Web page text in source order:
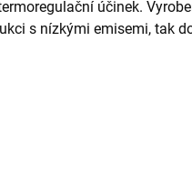
účinek.
s nízkými emisemi, tak